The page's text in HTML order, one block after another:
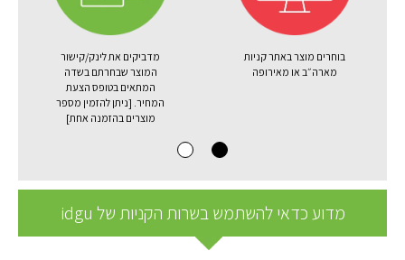
בוחרים מוצר באתר קניות
מארה״ב או מאירופה
מדביקים את לינק/קישור
המוצר שבחרתם בשדה
המתאים בטופס הצעת
המחיר. [ניתן להזמין מספר
מוצרים בהזמנה אחת]
מדוע כדאי להשתמש בשרות הקניות של idgu